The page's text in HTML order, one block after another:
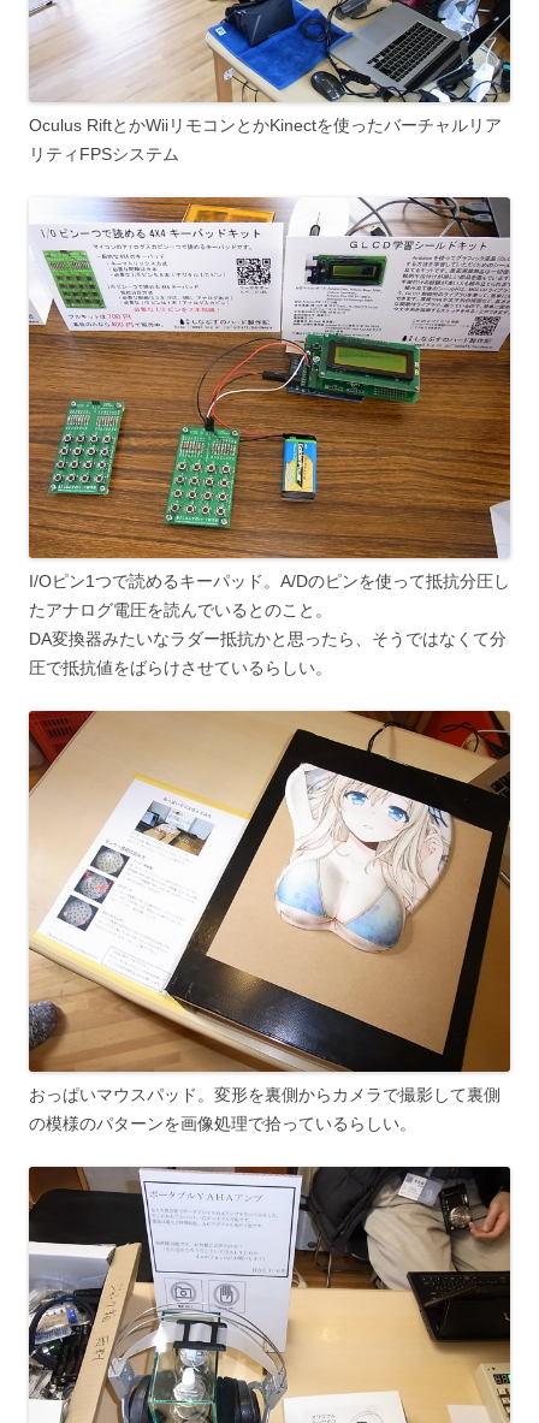
Oculus RiftとかWiiリモコンとかKinectを使ったバーチャルリア
リティFPSシステム
I/Oピン1つで読めるキーパッド。A/Dのピンを使って抵抗分圧し
たアナログ電圧を読んでいるとのこと。
DA変換器みたいなラダー抵抗かと思ったら、そうではなくて分
圧で抵抗値をばらけさせているらしい。
おっぱいマウスパッド。変形を裏側からカメラで撮影して裏側
の模様のパターンを画像処理で拾っているらしい。